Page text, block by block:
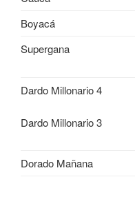
Boyacá
Supergana
Dardo Millonario 4
Dardo Millonario 3
Dorado Mañana